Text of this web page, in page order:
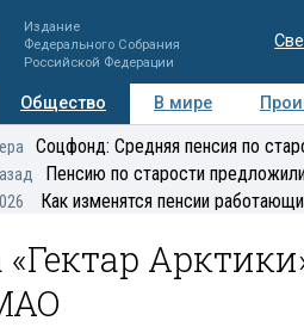
Издание
Федерального Собрания
Российской Федерации
Общество В мире
Регионы
Соцфонд: Средняя пенсия по
Пенсию по старости
Как изменятся пенсии